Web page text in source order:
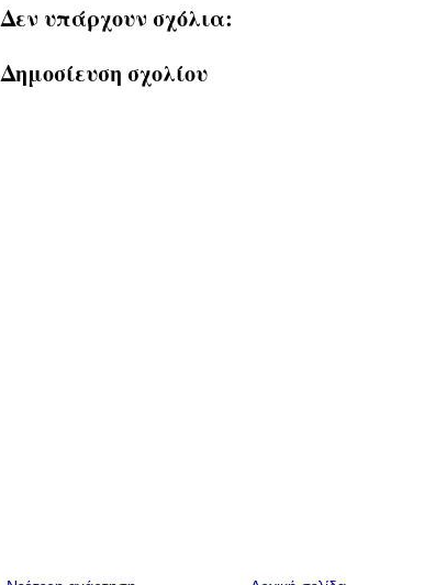
Δεν υπάρχουν σχόλια:
Δημοσίευση σχολίου